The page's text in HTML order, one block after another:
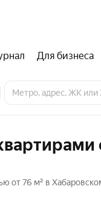
Для бизнеса
от 76 м² в